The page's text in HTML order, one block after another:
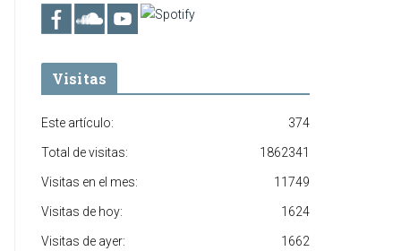
Visitas
374
Este artículo:
1862341
Total de visitas:
11749
Visitas en el mes:
1624
Visitas de hoy:
1662
Visitas de ayer: